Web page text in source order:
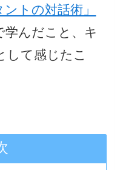
トの対話術」
学んだこと、キ
して感じたこ